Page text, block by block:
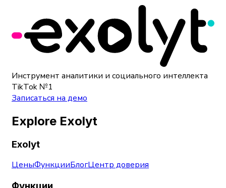
Инструмент аналитики и социального интеллекта
TikTok №1
Записаться на демо
Explore Exolyt
Exolyt
ЦеныФункцииБлогЦентр доверия